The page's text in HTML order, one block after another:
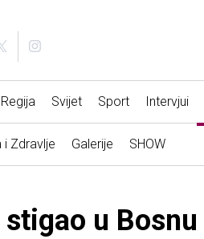
Regija Svijet Sport Intervjui
i Zdravlje Galerije SHOW
u